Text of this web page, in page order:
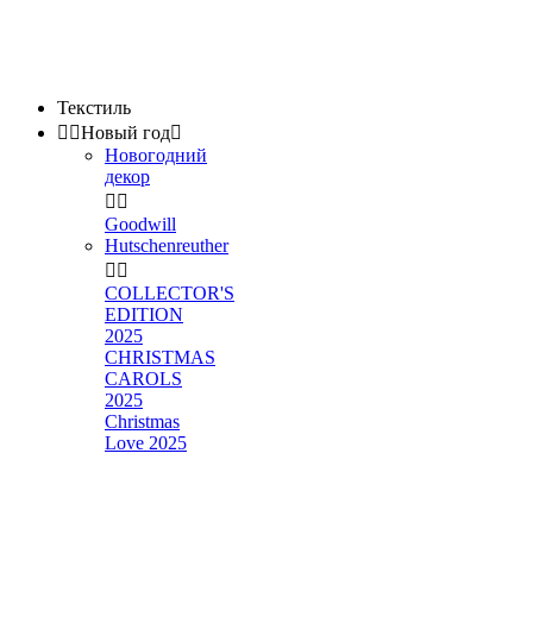
Текстиль
 Новый год
Новогодний
декор
 
Goodwill
Hutschenreuther
 
COLLECTOR'S
EDITION
2025
CHRISTMAS
CAROLS
2025
Christmas
Love 2025